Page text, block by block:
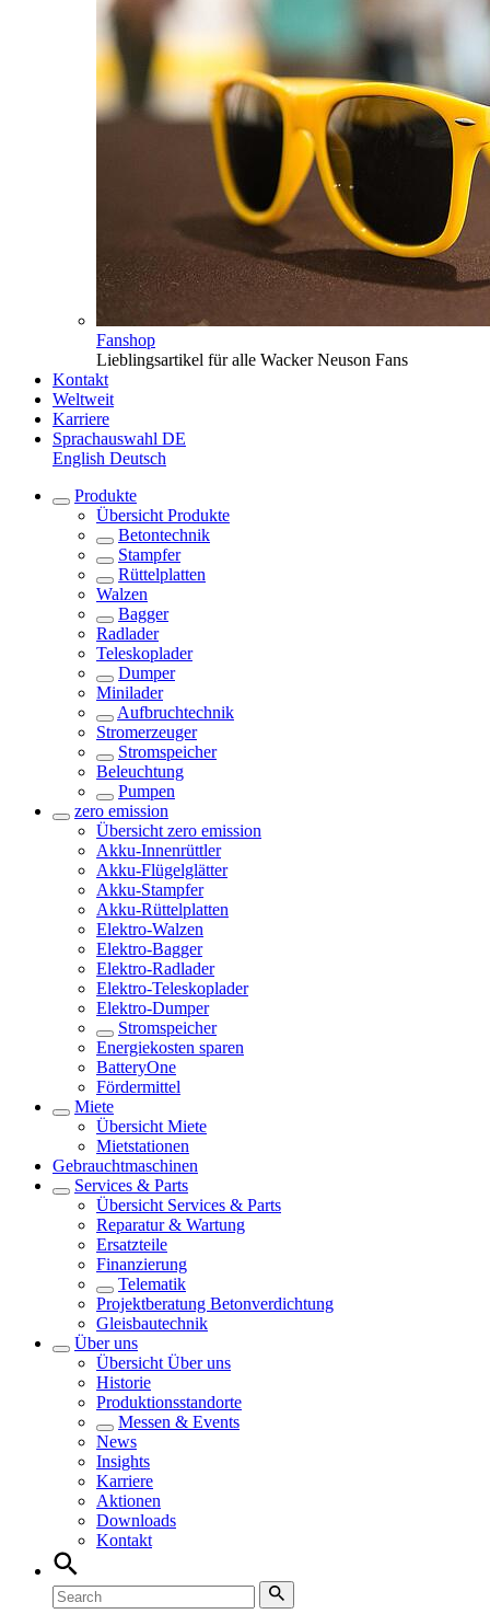
Fanshop
Lieblingsartikel für alle Wacker Neuson Fans
Kontakt
Weltweit
Karriere
Sprachauswahl DE
English Deutsch
Produkte
Übersicht Produkte
Betontechnik
Stampfer
Rüttelplatten
Walzen
Bagger
Radlader
Teleskoplader
Dumper
Minilader
Aufbruchtechnik
Stromerzeuger
Stromspeicher
Beleuchtung
Pumpen
zero emission
Übersicht zero emission
Akku-Innenrüttler
Akku-Flügelglätter
Akku-Stampfer
Akku-Rüttelplatten
Elektro-Walzen
Elektro-Bagger
Elektro-Radlader
Elektro-Teleskoplader
Elektro-Dumper
Stromspeicher
Energiekosten sparen
BatteryOne
Fördermittel
Miete
Übersicht Miete
Mietstationen
Gebrauchtmaschinen
Services & Parts
Übersicht Services & Parts
Reparatur & Wartung
Ersatzteile
Finanzierung
Telematik
Projektberatung Betonverdichtung
Gleisbautechnik
Über uns
Übersicht Über uns
Historie
Produktionsstandorte
Messen & Events
News
Insights
Karriere
Aktionen
Downloads
Kontakt